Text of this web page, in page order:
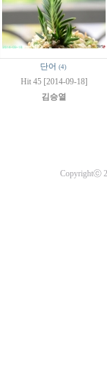
단어 (4)
Hit 45 [2014-09-18]
김승열
Copyrightⓒ